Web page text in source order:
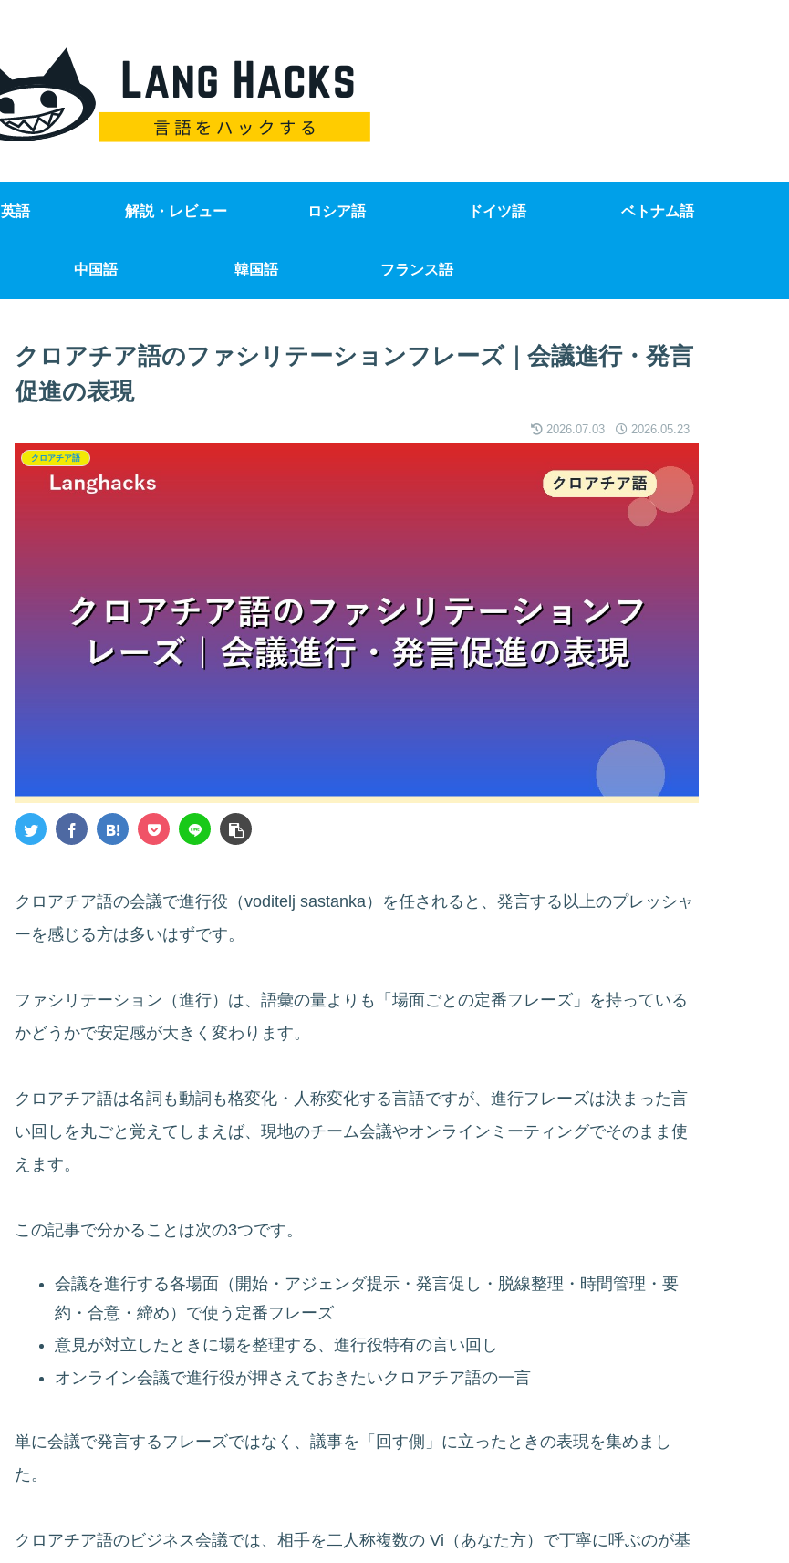
英語 解説・レビュー ロシア語 ドイツ語 ベトナム語
中国語 韓国語 フランス語
クロアチア語のファシリテーションフレーズ｜会議進行・発言
促進の表現
2026.07.03 2026.05.23
クロアチア語
クロアチア語の会議で進行役（voditelj sastanka）を任されると、発言する以上のプレッシャ
ーを感じる方は多いはずです。
ファシリテーション（進行）は、語彙の量よりも「場面ごとの定番フレーズ」を持っている
かどうかで安定感が大きく変わります。
クロアチア語は名詞も動詞も格変化・人称変化する言語ですが、進行フレーズは決まった言
い回しを丸ごと覚えてしまえば、現地のチーム会議やオンラインミーティングでそのまま使
えます。
この記事で分かることは次の3つです。
会議を進行する各場面（開始・アジェンダ提示・発言促し・脱線整理・時間管理・要
約・合意・締め）で使う定番フレーズ
意見が対立したときに場を整理する、進行役特有の言い回し
オンライン会議で進行役が押さえておきたいクロアチア語の一言
単に会議で発言するフレーズではなく、議事を「回す側」に立ったときの表現を集めまし
た。
クロアチア語のビジネス会議では、相手を二人称複数の Vi（あなた方）で丁寧に呼ぶのが基